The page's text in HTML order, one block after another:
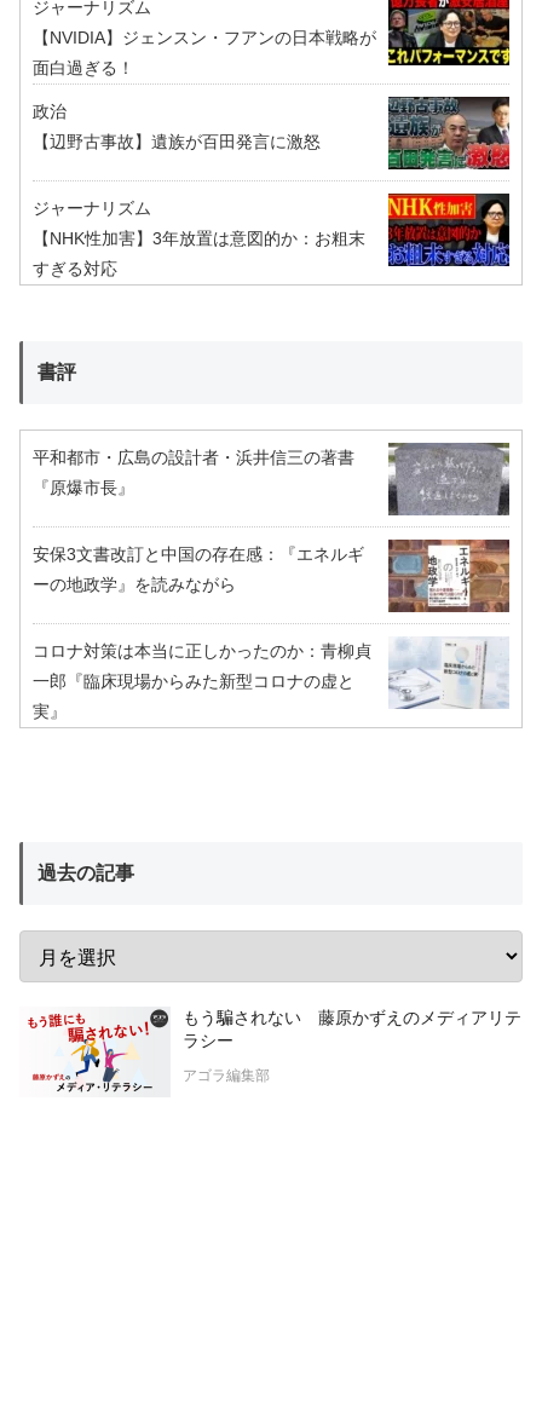
ジャーナリズム
【NVIDIA】ジェンスン・フアンの日本戦略が
面白過ぎる！
政治
【辺野古事故】遺族が百田発言に激怒
ジャーナリズム
【NHK性加害】3年放置は意図的か：お粗末
すぎる対応
書評
平和都市・広島の設計者・浜井信三の著書
『原爆市長』
安保3文書改訂と中国の存在感：『エネルギ
ーの地政学』を読みながら
コロナ対策は本当に正しかったのか：青柳貞
一郎『臨床現場からみた新型コロナの虚と
実』
過去の記事
もう騙されない 藤原かずえのメディアリテ
ラシー
アゴラ編集部